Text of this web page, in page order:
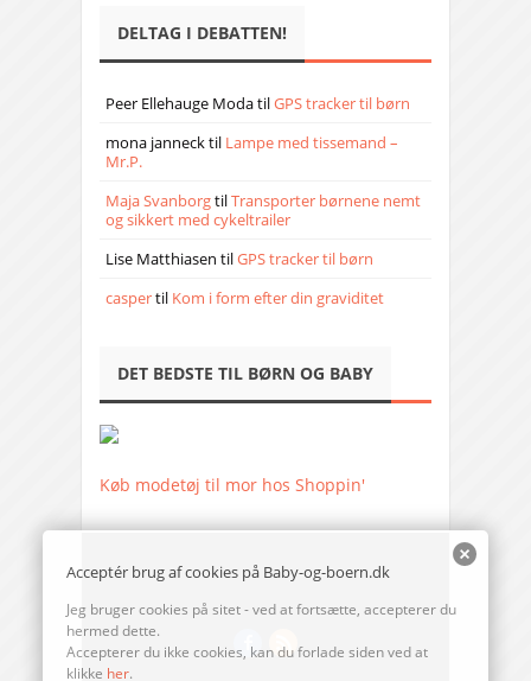
DELTAG I DEBATTEN!
Peer Ellehauge ModatilGPS tracker til børn
mona jannecktil Lampe med tissemand –
Mr.P.
Maja SvanborgtilTransporter børnene nemt
og sikkert med cykeltrailer
Lise Matthiasen tilGPS tracker til børn
caspertil Kom i form efter din graviditet
DET BEDSTE TIL BØRN OG BABY
Køb modetøj til mor hos Shoppin'
Acceptér brug af cookies på Baby-og-boern.dk
Jeg bruger cookies på sitet - ved at fortsætte, accepterer du
hermed dette.
Accepterer du ikke cookies, kan du forlade siden ved at
klikke her.